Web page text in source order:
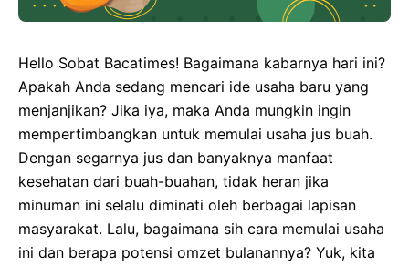
Hello Sobat Bacatimes! Bagaimana kabarnya hari ini?
Apakah Anda sedang mencari ide usaha baru yang
menjanjikan? Jika iya, maka Anda mungkin ingin
mempertimbangkan untuk memulai usaha jus buah.
Dengan segarnya jus dan banyaknya manfaat
kesehatan dari buah-buahan, tidak heran jika
minuman ini selalu diminati oleh berbagai lapisan
masyarakat. Lalu, bagaimana sih cara memulai usaha
ini dan berapa potensi omzet bulanannya? Yuk, kita